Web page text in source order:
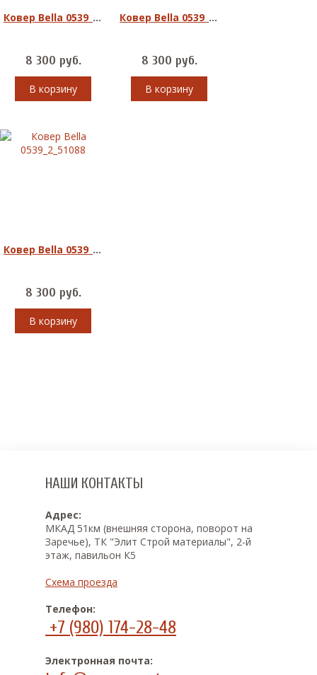
Ковер Bella 0539_2_51066
8 300 руб.
В корзину
Ковер Bella 0539_2_51077
8 300 руб.
В корзину
Ковер Bella 0539_2_51088
8 300 руб.
В корзину
НАШИ КОНТАКТЫ
Адрес:
МКАД 51км (внешняя сторона, поворот на
Заречье), ТК "Элит Строй материалы", 2-й
этаж, павильон К5
Схема проезда
Телефон:
+7 (980) 174-28-48
Электронная почта: